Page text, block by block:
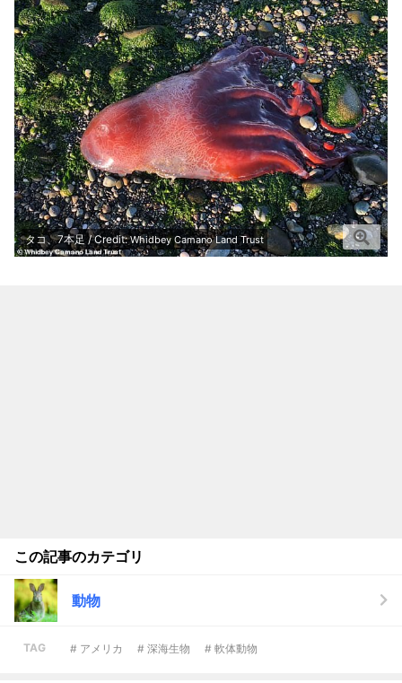
タコ、7本足 / Credit:Whidbey Camano Land Trust
この記事のカテゴリ
動物
TAG # アメリカ # 深海生物 # 軟体動物